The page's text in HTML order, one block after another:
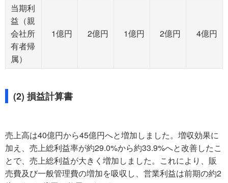
当期利
益（親
会社所
有者帰
属）
1億円 2億円 1億円 2億円 4億円
(2) 損益計算書
売上高は40億円から45億円へと増加しました。増収効果に
加え、売上総利益率が約29.0%から約33.9%へと改善したこ
とで、売上総利益が大きく増加しました。これにより、販
売費及び一般管理費の増加を吸収し、営業利益は前期の約2